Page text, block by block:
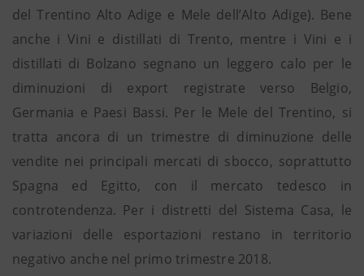
del Trentino Alto Adige e Mele dell’Alto Adige). Bene
anche i Vini e distillati di Trento, mentre i Vini e i
distillati di Bolzano segnano un leggero calo per le
diminuzioni di export registrate verso Belgio,
Germania e Paesi Bassi. Per le Mele del Trentino, si
tratta ancora di un trimestre di diminuzione delle
vendite nei principali mercati di sbocco, soprattutto
Spagna ed Egitto, con il mercato tedesco in
controtendenza. Per i distretti del Sistema Casa, le
variazioni delle esportazioni restano in territorio
negativo anche nel primo trimestre 2018.